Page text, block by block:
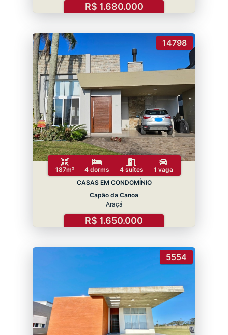
R$ 1.680.000
14798
187m² 4 dorms 4 suítes
1 vaga
CASAS EM CONDOMÍNIO
Capão da Canoa
Araçá
R$ 1.650.000
5554